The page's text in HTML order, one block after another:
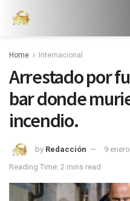
Home Internacional
Arrestado por
bar donde
incendio.
by Redacción
9
Reading Time: 2 mins read